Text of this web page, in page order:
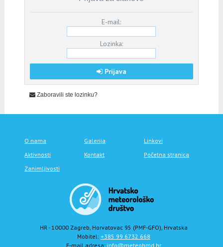
E-mail:
Lozinka:
Prijava
Zaboravili ste lozinku?
O nama Galerija
Linkovi
Aktivnosti
Kontakt
Početna stranica
Zanimljivosti
HR - 10000 Zagreb, Horvatovac 95 (PMF-GFO), Hrvatska
Mobitel: +385 99 6732 668
E-mail adresa: info@meteohmd.hr